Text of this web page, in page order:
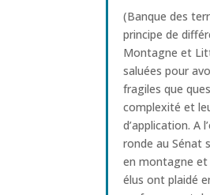
(Banque des
principe de
Montagne et
saluées pour
fragiles que
complexité et
d’application. A
ronde au Sénat
en montagne
élus ont plaidé